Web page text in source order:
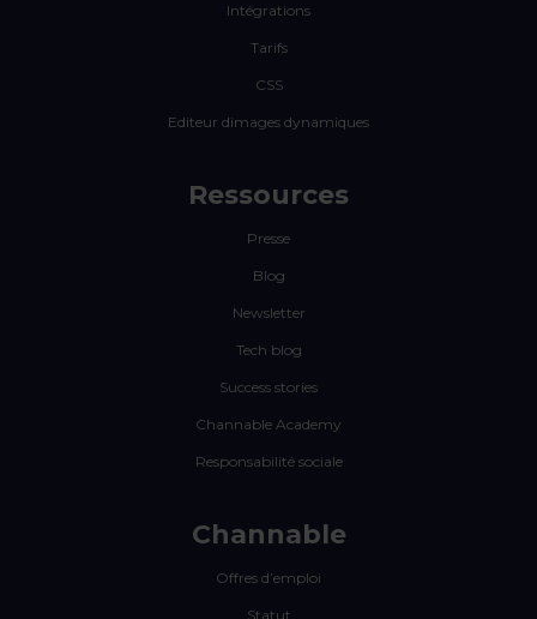
Intégrations
Tarifs
CSS
Editeur dimages dynamiques
Ressources
Presse
Blog
Newsletter
Tech blog
Success stories
Channable Academy
Responsabilité sociale
Channable
Offres d’emploi
Statut